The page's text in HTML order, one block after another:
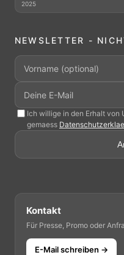
2025
NEWSLETTER -
Ich willige in den Erhalt von
gemaess
Kontakt
Für Presse, Promo oder
E-Mail schreiben →